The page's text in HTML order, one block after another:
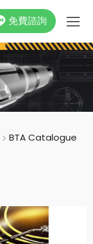
免費諮詢
BTA Catalogue